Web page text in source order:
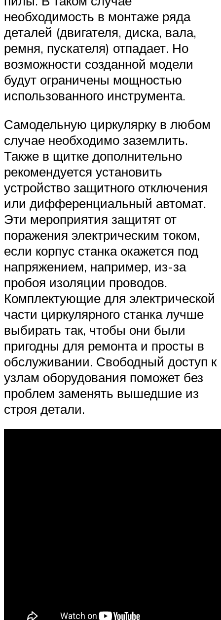
необходимость в монтаже ряда
деталей (двигателя, диска, вала,
ремня, пускателя) отпадает. Но
возможности созданной модели
будут ограничены мощностью
использованного инструмента.
Самодельную циркулярку в любом
случае необходимо заземлить.
Также в щитке дополнительно
рекомендуется установить
устройство защитного отключения
или дифференциальный автомат.
Эти мероприятия защитят от
поражения электрическим током,
если корпус станка окажется под
напряжением, например, из-за
пробоя изоляции проводов.
Комплектующие для электрической
части циркулярного станка лучше
выбирать так, чтобы они были
пригодны для ремонта и просты в
обслуживании. Свободный доступ к
узлам оборудования поможет без
проблем заменять вышедшие из
строя детали.